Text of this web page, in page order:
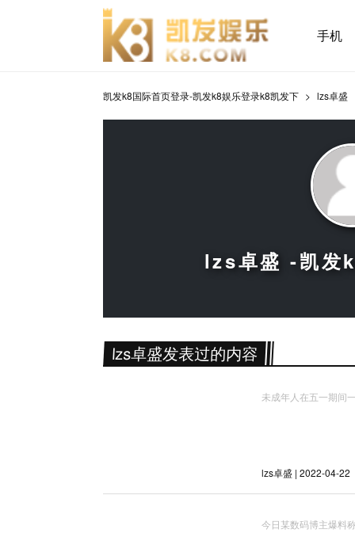
手机
凯发k8国际首页登录-凯发k8娱乐登录k8凯发下 lzs卓盛
lzs卓盛 -凯发
lzs卓盛发表过的内容
未成年人在五一期间
lzs卓盛 | 2022-04-22
今日某数码博主爆料